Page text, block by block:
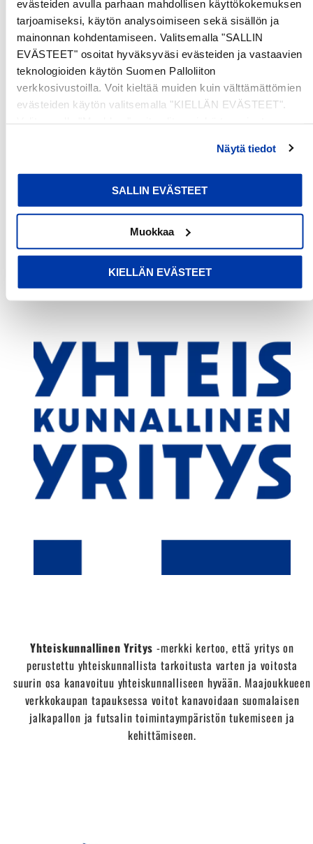
evästeiden avulla parhaan mahdollisen käyttökokemuksen
tarjoamiseksi, käytön analysoimiseen sekä sisällön ja
mainonnan kohdentamiseen. Valitsemalla "SALLIN
EVÄSTEET" osoitat hyväksyväsi evästeiden ja vastaavien
teknologioiden käytön Suomen Palloliiton
verkkosivustoilla. Voit kieltää muiden kuin välttämättömien
evästeiden käytön valitsemalla "KIELLÄN EVÄSTEET".
suostumuksesi tai muuttaa sitä milloin tahansa. Lue lisää
evästeselosteestamme.
Näytä tiedot
SALLIN EVÄSTEET
Muokkaa
KIELLÄN EVÄSTEET
Customer Reviews
Be the first to write a review
No items found
Yhteiskunnallinen Yritys -merkki kertoo, että yritys on
perustettu yhteiskunnallista tarkoitusta varten ja voitosta
suurin osa kanavoituu yhteiskunnalliseen hyvään. Maajoukkueen
verkkokaupan tapauksessa voitot kanavoidaan suomalaisen
jalkapallon ja futsalin toimintaympäristön tukemiseen ja
kehittämiseen.